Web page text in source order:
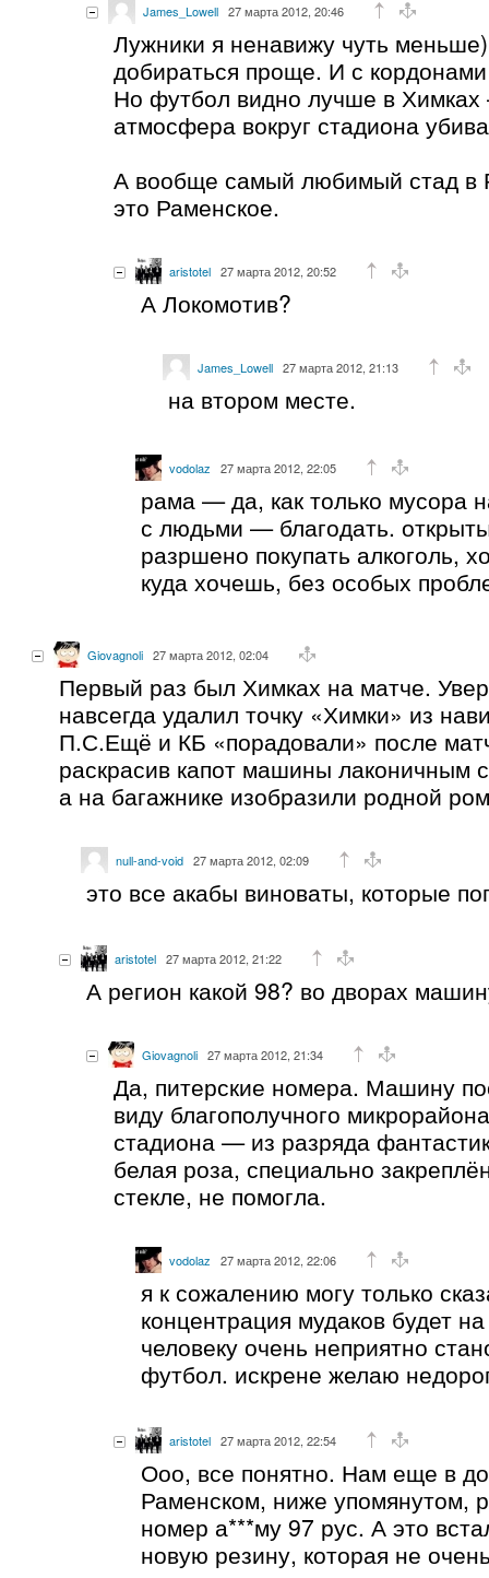
James_Lowell 27 марта 2012, 20:46
Лужники я ненавижу чуть
добираться проще. И с
Но футбол видно лучше в
атмосфера вокруг стадиона
А вообще самый любимый стад в
это Раменское.
aristotel 27 марта 2012, 20:52
А Локомотив?
James_Lowell 27 марта 2012, 21:13
на втором месте.
vodolaz 27 марта 2012, 22:05
рама — да, как только мусора
с людьми — благодать.
разршено покупать алкоголь,
куда хочешь, без особых
Giovagnoli 27 марта 2012, 02:04
Первый раз был Химках на матче.
навсегда удалил точку «Химки» из
П.С.Ещё и КБ «порадовали» после
раскрасив капот машины лаконичным
а на багажнике изобразили родной
null-and-void 27 марта 2012, 02:09
это все акабы виноваты, которые
aristotel 27 марта 2012, 21:22
А регион какой 98? во дворах
Giovagnoli 27 марта 2012, 21:34
Да, питерские номера. Машину
виду благополучного
стадиона — из разряда
белая роза, специально
стекле, не помогла.
vodolaz 27 марта 2012, 22:06
я к сожалению могу только
концентрация мудаков будет
человеку очень неприятно
футбол. искрене желаю
aristotel 27 марта 2012, 22:54
Ооо, все понятно. Нам еще в
Раменском, ниже упомянутом,
номер а***му 97 рус. А это
новую резину, которая не